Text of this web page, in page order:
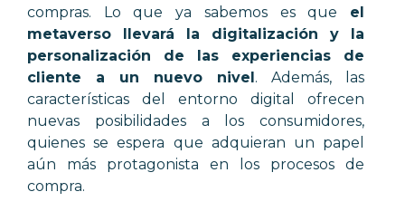
compras. Lo que ya sabemos es que el
metaverso llevará la digitalización y la
personalización de las experiencias de
cliente a un nuevo nivel. Además, las
características del entorno digital ofrecen
nuevas posibilidades a los consumidores,
quienes se espera que adquieran un papel
aún más protagonista en los procesos de
compra.